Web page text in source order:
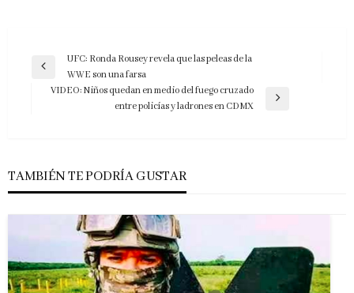
Navegación
anterior
UFC: Ronda Rousey revela que las peleas de la
WWE son una farsa
VIDEO: Niños quedan en medio del fuego cruzado
entre policías y ladrones en CDMX
TAMBIÉN TE PODRÍA GUSTAR